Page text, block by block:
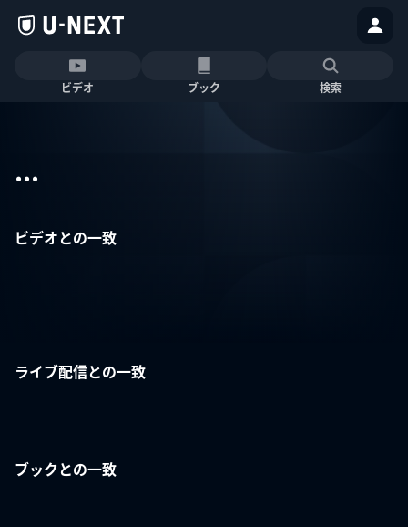
ビデオ ブック 検索
...
ビデオとの一致
ライブ配信との一致
ブックとの一致